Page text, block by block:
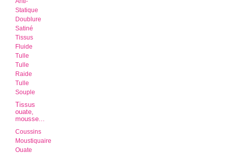
Statique
Doublure
Satiné
Tissus
Fluide
Tulle
Tulle
Raide
Tulle
Souple
Tissus
ouate,
mousse...
Coussins
Moustiquaire
Ouate